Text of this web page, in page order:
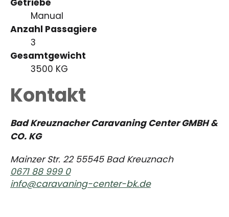
Getriebe
Manual
Anzahl Passagiere
3
Gesamtgewicht
3500 KG
Kontakt
Bad Kreuznacher Caravaning Center GMBH &
CO. KG
Mainzer Str. 22 55545 Bad Kreuznach
0671 88 999 0
info@caravaning-center-bk.de